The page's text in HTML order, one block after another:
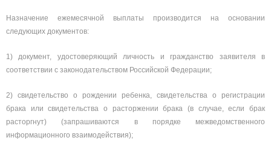
Назначение ежемесячной выплаты производится на основании
следующих документов:
1) документ, удостоверяющий личность и гражданство заявителя в
соответствии с законодательством Российской Федерации;
2) свидетельство о рождении ребенка, свидетельства о регистрации
брака или свидетельства о расторжении брака (в случае, если брак
расторгнут) (запрашиваются в порядке межведомственного
информационного взаимодействия);